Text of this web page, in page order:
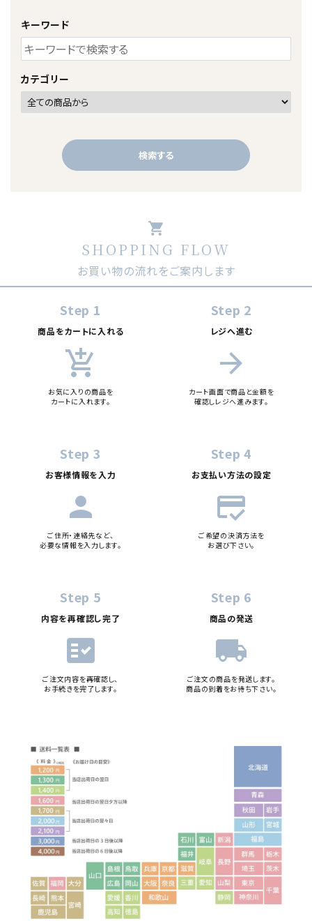
キーワード
カテゴリー
検索する
キーワード
カテゴリー
検索する
shopping_cart
SHOPPING FLOW
お買い物の流れをご案内します
Step 1
商品をカートに入れる
add_shopping_cart
お気に入りの商品を
カートに入れます。
Step 2
レジへ進む
arrow_forward
カート画面で商品と金額を
確認しレジへ進みます。
Step 3
お客様情報を入力
person
ご住所・連絡先など、
必要な情報を入力します。
Step 4
お支払い方法の設定
credit_score
ご希望の決済方法を
お選び下さい。
Step 5
内容を再確認し完了
fact_check
ご注文内容を再確認し、
お手続きを完了します。
Step 6
商品の発送
local_shipping
ご注文の商品を発送します。
商品の到着をお待ち下さい。